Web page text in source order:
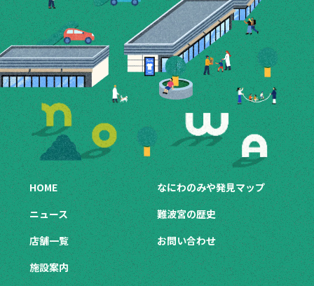
HOME
ニュース
店舗一覧
施設案内
なにわのみや発見マップ
難波宮の歴史
お問い合わせ